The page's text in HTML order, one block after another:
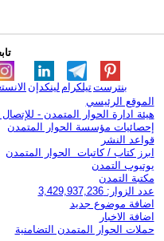
لينكدإن تيلكرامبنترست
الموقع الرئيسي
هيئة ادارة الحوار المتمدن - للإتصال
إحصائيات مؤسسة الحوار المتمدن
قواعد النشر
ابرز كتاب / كاتبات الحوار المتمدن
يوتيوب التمدن
مكتبة التمدن
عدد الزوار: 3,429,937,236
اضافة موضوع جديد
اضافة الاخبار
حملات الحوار المتمدن التضامنية